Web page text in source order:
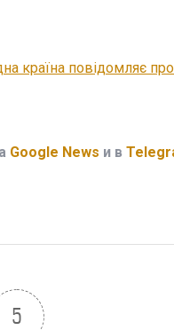
країна повідомляє
Google News и в
5